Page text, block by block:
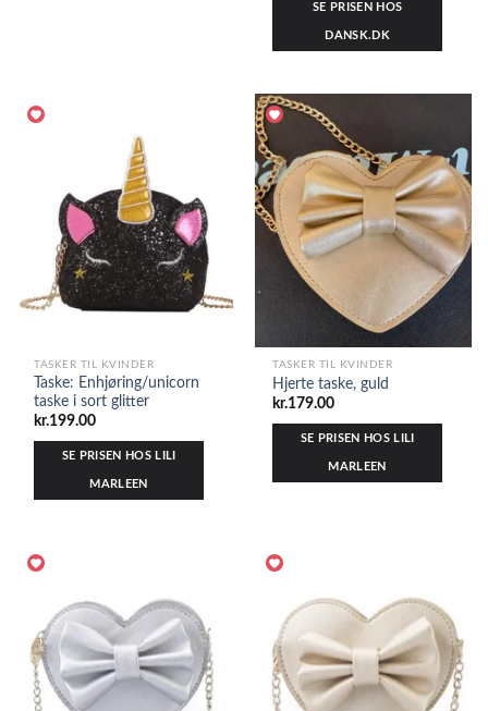
SE PRISEN HOS
DANSK.DK
TASKER TIL KVINDER
Taske: Enhjøring/unicorn
taske i sort glitter
kr.199.00
SE PRISEN HOS LILI
MARLEEN
TASKER TIL KVINDER
Hjerte taske, guld
kr.179.00
SE PRISEN HOS LILI
MARLEEN